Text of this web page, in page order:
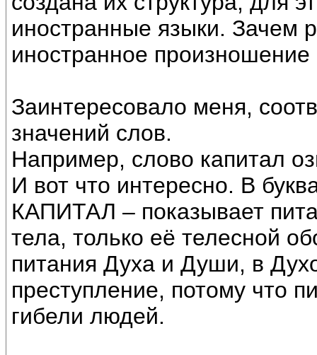
иностранные языки. Зачем
иностранное произношение
Заинтересовало меня,
значений слов.
Например, слово капитал
И вот что интересно. В
КАПИТАЛ – показывает
тела, только её телесной
питания Духа и Души, в
преступление, потому что
гибели людей.